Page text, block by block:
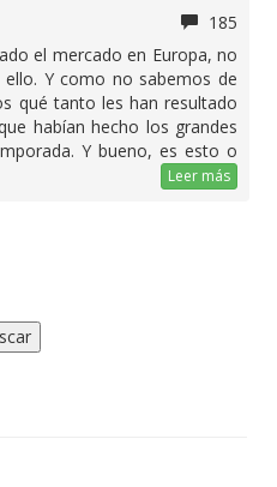
185
el mercado en Europa, no
Y como no sabemos de
qué tanto les han resultado
habían hecho los grandes
Y bueno, es esto o
Leer más